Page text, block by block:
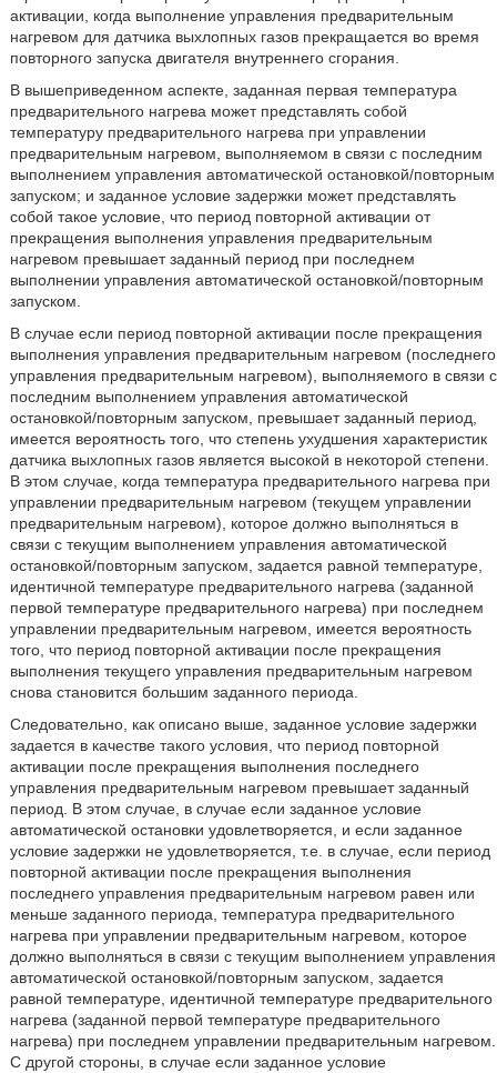
активации, когда выполнение управления предварительным
нагревом для датчика выхлопных газов прекращается во время
повторного запуска двигателя внутреннего сгорания.
В вышеприведенном аспекте, заданная первая температура
предварительного нагрева может представлять собой
температуру предварительного нагрева при управлении
предварительным нагревом, выполняемом в связи с последним
выполнением управления автоматической остановкой/повторным
запуском; и заданное условие задержки может представлять
собой такое условие, что период повторной активации от
прекращения выполнения управления предварительным
нагревом превышает заданный период при последнем
выполнении управления автоматической остановкой/повторным
запуском.
В случае если период повторной активации после прекращения
выполнения управления предварительным нагревом (последнего
управления предварительным нагревом), выполняемого в связи с
последним выполнением управления автоматической
остановкой/повторным запуском, превышает заданный период,
имеется вероятность того, что степень ухудшения характеристик
датчика выхлопных газов является высокой в некоторой степени.
В этом случае, когда температура предварительного нагрева при
управлении предварительным нагревом (текущем управлении
предварительным нагревом), которое должно выполняться в
связи с текущим выполнением управления автоматической
остановкой/повторным запуском, задается равной температуре,
идентичной температуре предварительного нагрева (заданной
первой температуре предварительного нагрева) при последнем
управлении предварительным нагревом, имеется вероятность
того, что период повторной активации после прекращения
выполнения текущего управления предварительным нагревом
снова становится большим заданного периода.
Следовательно, как описано выше, заданное условие задержки
задается в качестве такого условия, что период повторной
активации после прекращения выполнения последнего
управления предварительным нагревом превышает заданный
период. В этом случае, в случае если заданное условие
автоматической остановки удовлетворяется, и если заданное
условие задержки не удовлетворяется, т.е. в случае, если период
повторной активации после прекращения выполнения
последнего управления предварительным нагревом равен или
меньше заданного периода, температура предварительного
нагрева при управлении предварительным нагревом, которое
должно выполняться в связи с текущим выполнением управления
автоматической остановкой/повторным запуском, задается
равной температуре, идентичной температуре предварительного
нагрева (заданной первой температуре предварительного
нагрева) при последнем управлении предварительным нагревом.
С другой стороны, в случае если заданное условие